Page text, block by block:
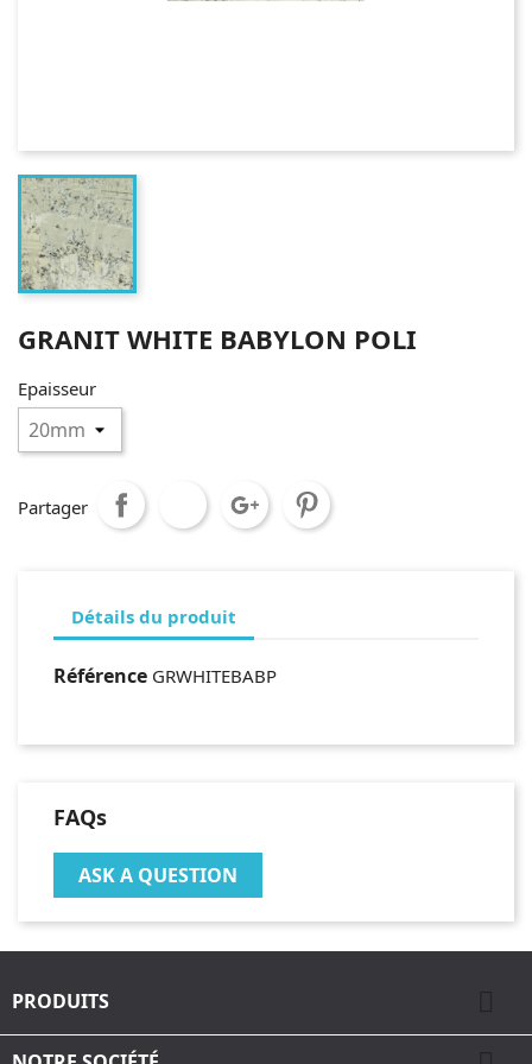
GRANIT WHITE BABYLON POLI
Epaisseur
Partager
Détails du produit
Référence GRWHITEBABP
FAQs
ASK A QUESTION
PRODUITS 